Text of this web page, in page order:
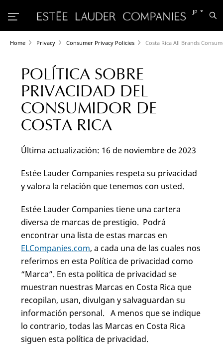
索
別
の
語
に
切
JP
Home Privacy Consumer Privacy Policies Costa Rica All Brands
POLÍTICA SOBRE
PRIVACIDAD DEL
CONSUMIDOR DE
COSTA RICA
Última actualización: 16 de noviembre de 2023
Estée Lauder Companies respeta su privacidad
y valora la relación que tenemos con usted.
Estée Lauder Companies tiene una cartera
diversa de marcas de prestigio. Podrá
encontrar una lista de estas marcas en
ELCompanies.com, a cada una de las cuales nos
referimos en esta Política de privacidad como
“Marca”. En esta política de privacidad se
muestran nuestras Marcas en Costa Rica que
recopilan, usan, divulgan y salvaguardan su
información personal. A menos que se indique
lo contrario, todas las Marcas en Costa Rica
siguen esta política de privacidad.